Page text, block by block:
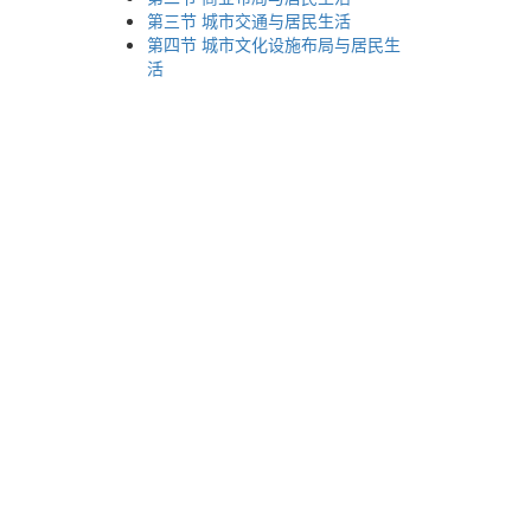
第三节 城市交通与居民生活
第四节 城市文化设施布局与居民生
活